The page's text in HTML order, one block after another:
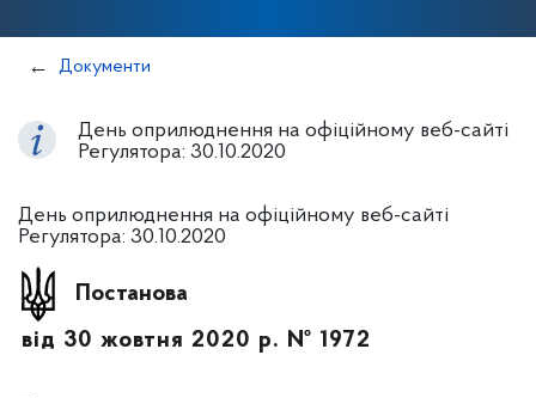
Документи
День оприлюднення на офіційному веб-сайті
Регулятора: 30.10.2020
День оприлюднення на офіційному веб-сайті
Регулятора: 30.10.2020
Постанова
від 30 жовтня 2020 р. № 1972